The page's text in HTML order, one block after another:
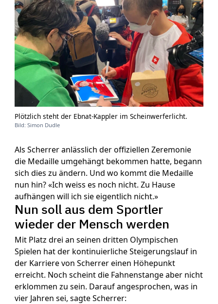
Plötzlich steht der Ebnat-Kappler im Scheinwerferlicht.
Bild: Simon Dudle
Als Scherrer anlässlich der offiziellen Zeremonie
die Medaille umgehängt bekommen hatte, begann
sich dies zu ändern. Und wo kommt die Medaille
nun hin? «Ich weiss es noch nicht. Zu Hause
aufhängen will ich sie eigentlich nicht.»
Nun soll aus dem Sportler
wieder der Mensch werden
Mit Platz drei an seinen dritten Olympischen
Spielen hat der kontinuierliche Steigerungslauf in
der Karriere von Scherrer einen Höhepunkt
erreicht. Noch scheint die Fahnenstange aber nicht
erklommen zu sein. Darauf angesprochen, was in
vier Jahren sei, sagte Scherrer: